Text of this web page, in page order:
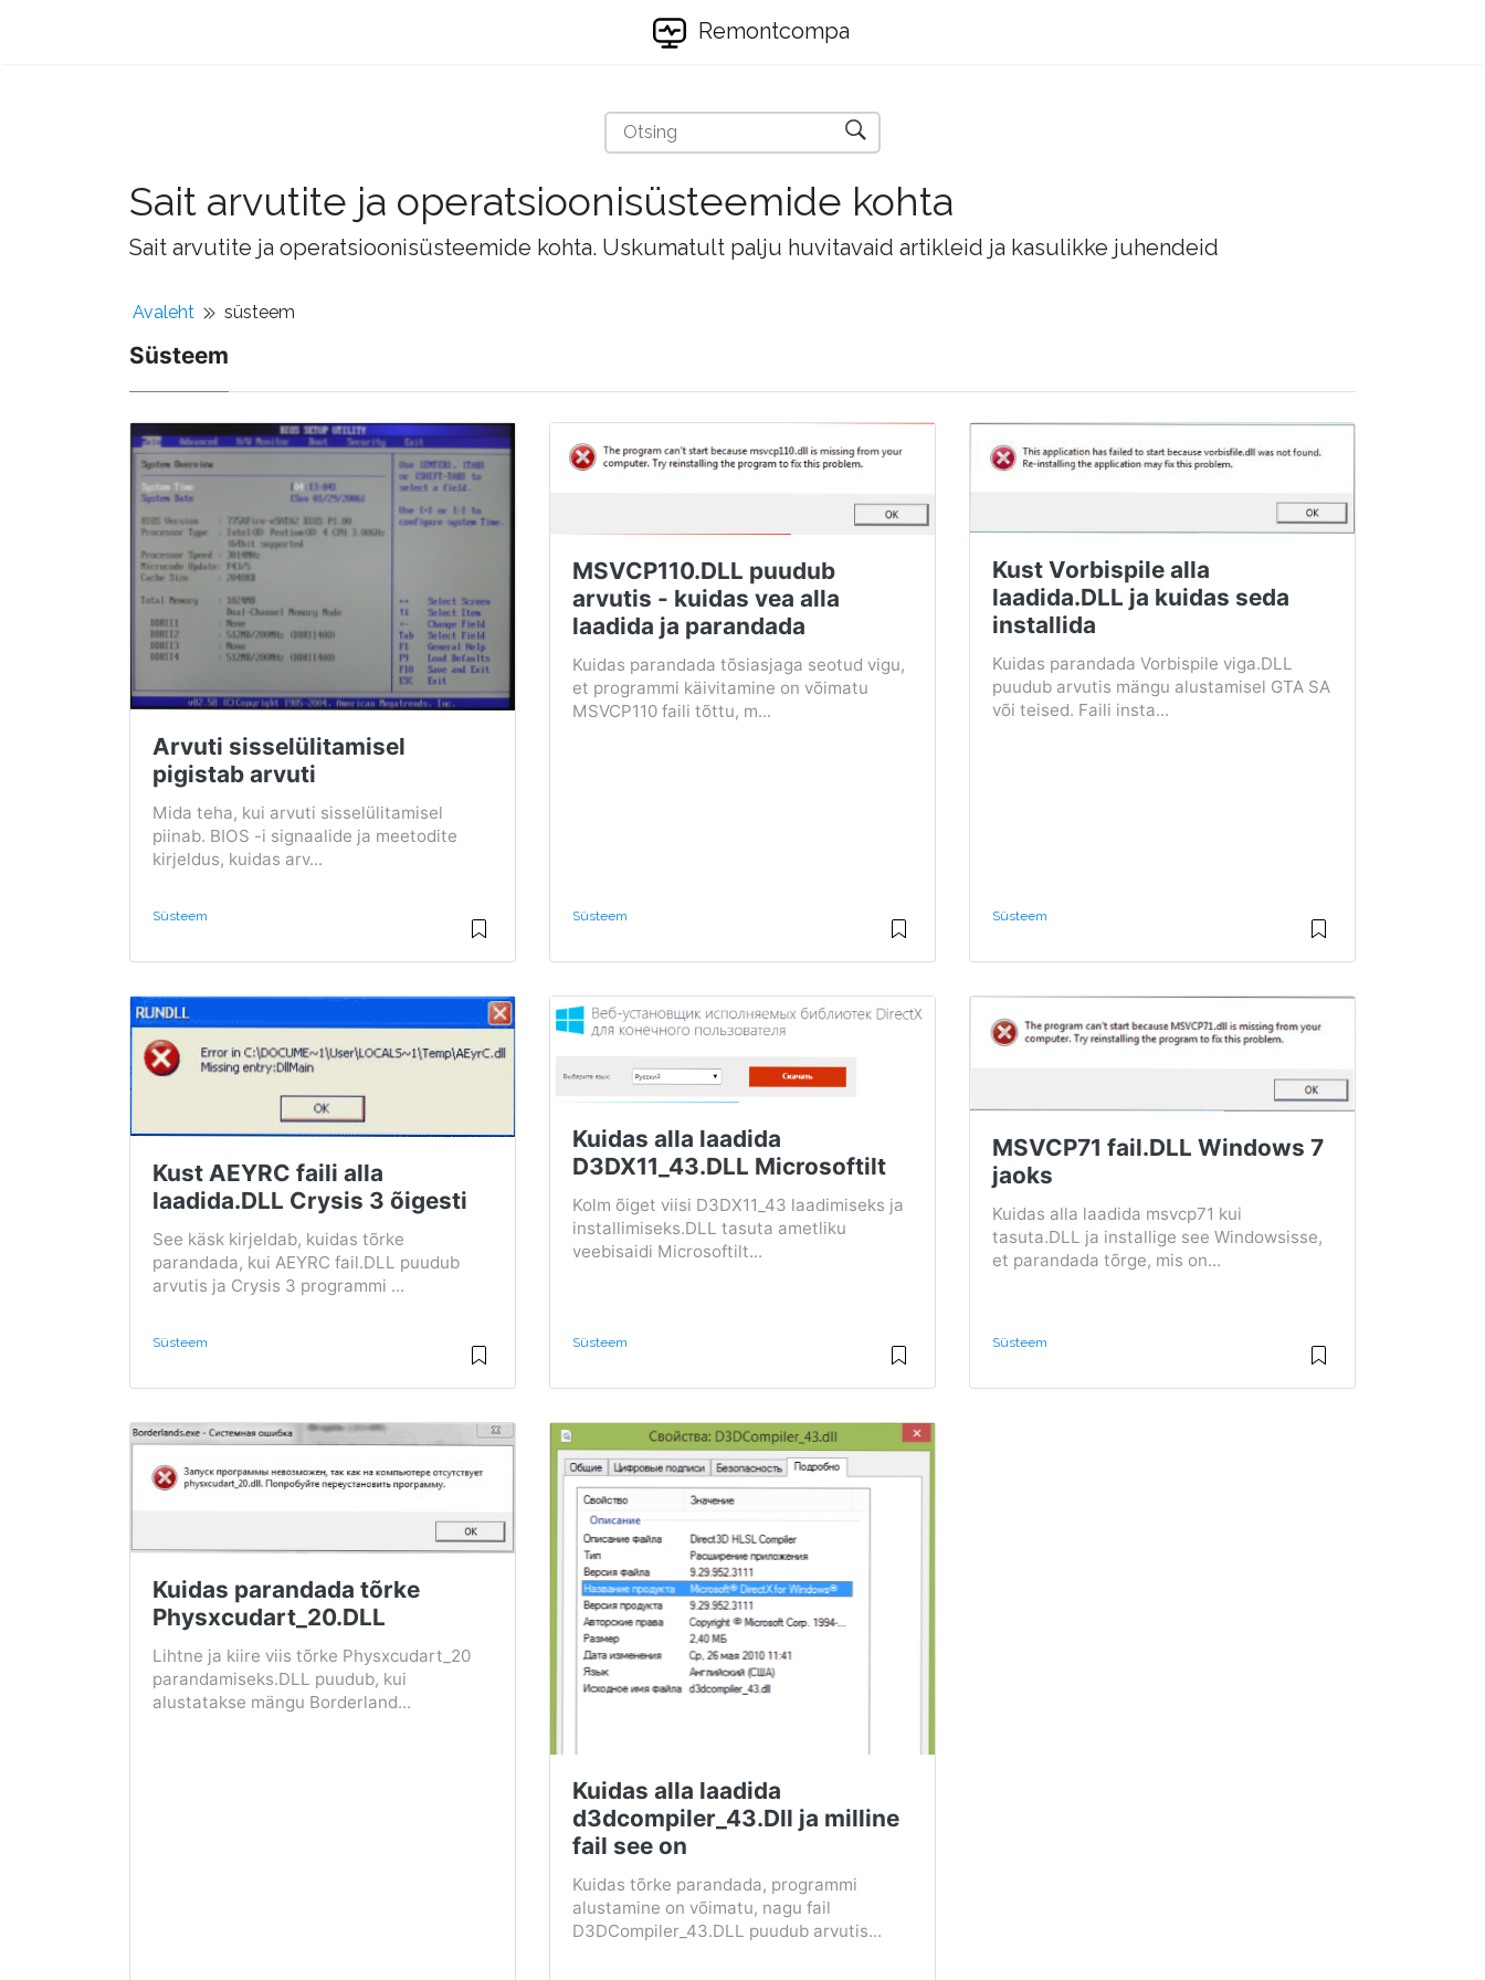
Remontcompa
Sait arvutite ja operatsioonisüsteemide kohta
Sait arvutite ja operatsioonisüsteemide kohta. Uskumatult palju huvitavaid artikleid ja kasulikke juhendeid
Avaleht süsteem
Süsteem
Arvuti sisselülitamisel
pigistab arvuti
Mida teha, kui arvuti sisselülitamisel
piinab. BIOS -i signaalide ja meetodite
kirjeldus, kuidas arv...
Süsteem
MSVCP110.DLL puudub
arvutis - kuidas vea alla
laadida ja parandada
Kuidas parandada tõsiasjaga seotud vigu,
et programmi käivitamine on võimatu
MSVCP110 faili tõttu, m...
Süsteem
Kust Vorbispile alla
laadida.DLL ja kuidas seda
installida
Kuidas parandada Vorbispile viga.DLL
puudub arvutis mängu alustamisel GTA SA
või teised. Faili insta...
Süsteem
Kust AEYRC faili alla
laadida.DLL Crysis 3 õigesti
See käsk kirjeldab, kuidas tõrke
parandada, kui AEYRC fail.DLL puudub
arvutis ja Crysis 3 programmi ...
Süsteem
Kuidas alla laadida
D3DX11_43.DLL Microsoftilt
Kolm õiget viisi D3DX11_43 laadimiseks ja
installimiseks.DLL tasuta ametliku
veebisaidi Microsoftilt...
Süsteem
MSVCP71 fail.DLL Windows 7
jaoks
Kuidas alla laadida msvcp71 kui
tasuta.DLL ja installige see Windowsisse,
et parandada tõrge, mis on...
Süsteem
Kuidas parandada tõrke
Physxcudart_20.DLL
Lihtne ja kiire viis tõrke Physxcudart_20
parandamiseks.DLL puudub, kui
alustatakse mängu Borderland...
Kuidas alla laadida
d3dcompiler_43.Dll ja milline
fail see on
Kuidas tõrke parandada, programmi
alustamine on võimatu, nagu fail
D3DCompiler_43.DLL puudub arvutis...